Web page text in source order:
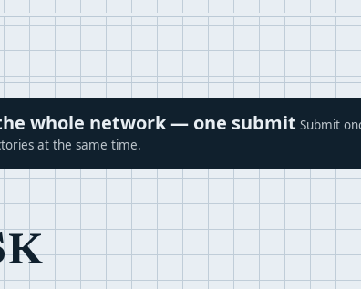
whole network — one submit Submit
at the same time.